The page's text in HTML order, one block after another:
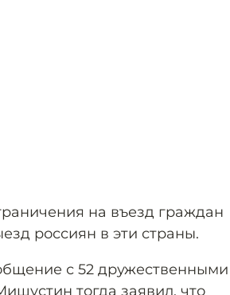
на въезд граждан
россиян в эти страны.
с 52 дружественными
тогда заявил, что